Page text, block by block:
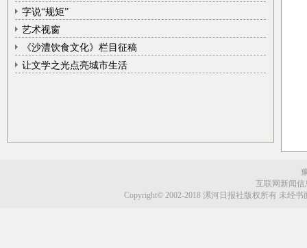
字说“规矩”
艺术视窗
《沙澧饮食文化》栏目征稿
让文学之光点亮城市生活
互联网新闻信
Copyright© 2002-2018 漯河日报社版权所有 未经